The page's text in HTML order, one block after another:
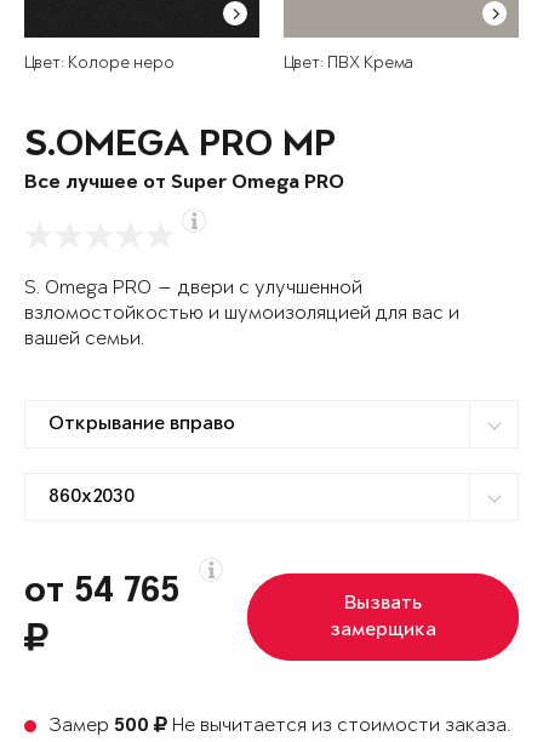
Цвет: Колоре неро Цвет: ПВХ Крема
S.OMEGA PRO MP
Все лучшее от Super Omega PRO
S. Omega PRO — двери с улучшенной
взломостойкостью и шумоизоляцией для вас и
вашей семьи.
от 54 765
Вызвать
замерщика
Замер 500
Не вычитается из стоимости заказа.